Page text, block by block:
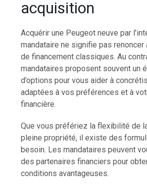
acquisition
Acquérir une Peugeot neuve par
mandataire ne signifie pas renoncer
de financement classiques. Au
mandataires proposent souvent un
d’options pour vous aider à
adaptées à vos préférences et à
financière.
Que vous préfériez la flexibilité de
pleine propriété, il existe des
besoin. Les mandataires peuvent
des partenaires financiers pour
conditions avantageuses.